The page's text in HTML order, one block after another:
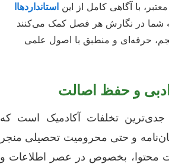
با آگاهی کامل از این استانداردهاا
شما در نگارش هر فصل کمک می‌کنند
حرفه‌ای و منطبق با اصول علمی
و حفظ اصالت
تخلفات آکادمیک است که
و حتی محرومیت تحصیلی منجر
محتوا، بخصوص در عصر اطلاعات و